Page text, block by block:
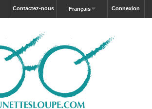
Connexion
Français
Contactez-nous